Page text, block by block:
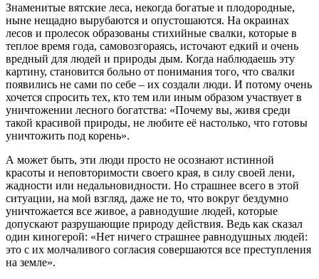
Знаменитые вятские леса, некогда богатые и плодородные,
ныне нещадно вырубаются и опустошаются. На окраинах
лесов и пролесок образованы стихийные свалки, которые в
теплое время года, самовозгораясь, источают едкий и очень
вредный для людей и природы дым. Когда наблюдаешь эту
картину, становится больно от понимания того, что свалки
появились не сами по себе – их создали люди. И потому очень
хочется спросить тех, кто тем или иным образом участвует в
уничтожении лесного богатства: «Почему вы, живя среди
такой красивой природы, не любите её настолько, что готовы
уничтожить под корень».
А может быть, эти люди просто не осознают истинной
красоты и неповторимости своего края, в силу своей лени,
жадности или недальновидности. Но страшнее всего в этой
ситуации, на мой взгляд, даже не то, что вокруг бездумно
уничтожается все живое, а равнодушие людей, которые
допускают разрушающие природу действия. Ведь как сказал
один киногерой: «Нет ничего страшнее равнодушных людей:
это с их молчаливого согласия совершаются все преступления
на земле».